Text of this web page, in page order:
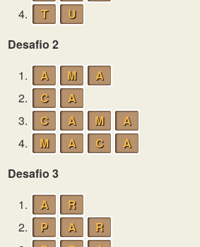
4.
T
U
Desafio 2
1.
A M
A
2.
C
A
3.
C A M
A
4.
M A C
A
Desafio 3
1.
A
R
2.
P A
R